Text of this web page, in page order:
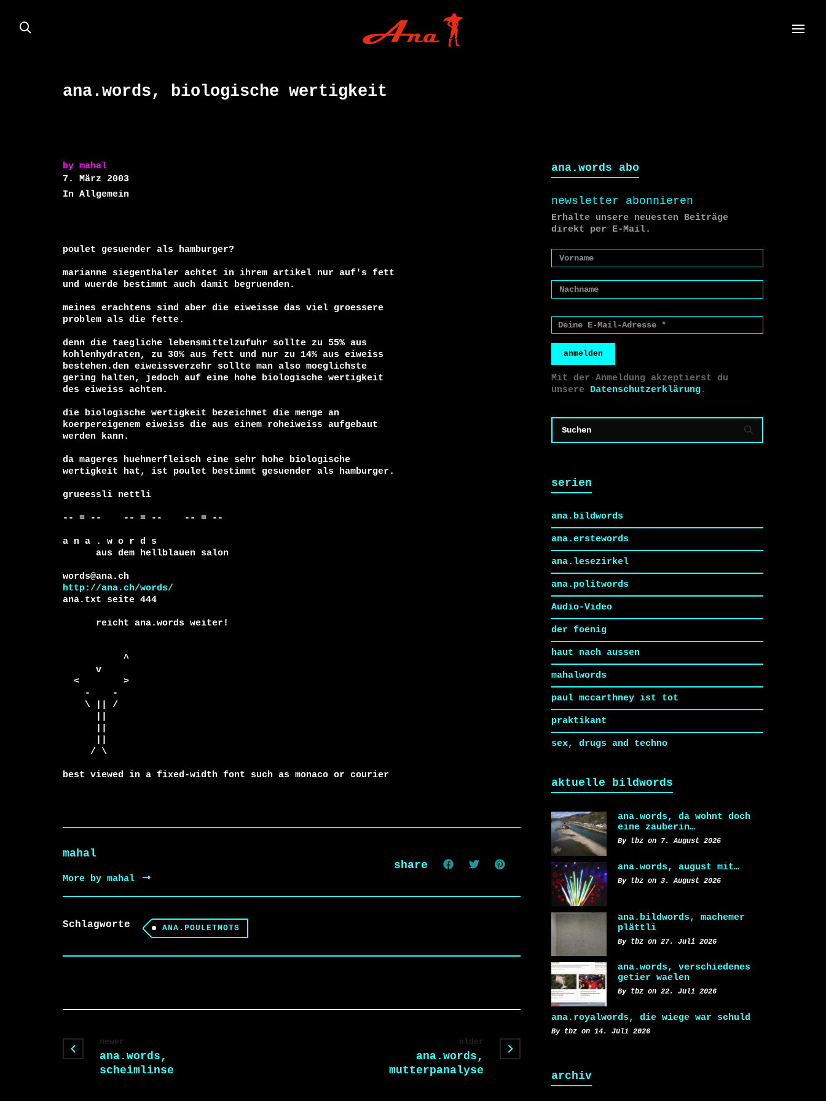
ana.words, biologische wertigkeit
by mahal
7. März 2003
In Allgemein
poulet gesuender als hamburger?
marianne siegenthaler achtet in ihrem artikel nur auf's fett
und wuerde bestimmt auch damit begruenden.
meines erachtens sind aber die eiweisse das viel groessere
problem als die fette.
denn die taegliche lebensmittelzufuhr sollte zu 55% aus
kohlenhydraten, zu 30% aus fett und nur zu 14% aus eiweiss
bestehen.den eiweissverzehr sollte man also moeglichste
gering halten, jedoch auf eine hohe biologische wertigkeit
des eiweiss achten.
die biologische wertigkeit bezeichnet die menge an
koerpereigenem eiweiss die aus einem roheiweiss aufgebaut
werden kann.
da mageres huehnerfleisch eine sehr hohe biologische
wertigkeit hat, ist poulet bestimmt gesuender als hamburger.
grueessli nettli
-- = --    -- = --    -- = --
a n a . w o r d s
http://ana.ch/words/
ana.txt seite 444
best viewed in a fixed-width font such as monaco or courier
mahal
More by mahal
share
Schlagworte ANA.POULETMOTS
newer
ana.words,
scheimlinse
older
ana.words,
mutterpanalyse
ana.words abo
newsletter abonnieren
Erhalte unsere neuesten Beiträge
direkt per E-Mail.
anmelden
Mit der Anmeldung akzeptierst du
unsere Datenschutzerklärung.
serien
ana.bildwords
ana.erstewords
ana.lesezirkel
ana.politwords
Audio-Video
der foenig
haut nach aussen
mahalwords
paul mccarthney ist tot
praktikant
sex, drugs and techno
aktuelle bildwords
ana.words, da wohnt doch
eine zauberin…
By tbz on 7. August 2026
ana.words, august mit…
By tbz on 3. August 2026
ana.bildwords, machemer
plättli
By tbz on 27. Juli 2026
ana.words, verschiedenes
getier waelen
By tbz on 22. Juli 2026
ana.royalwords, die wiege war schuld
By tbz on 14. Juli 2026
archiv